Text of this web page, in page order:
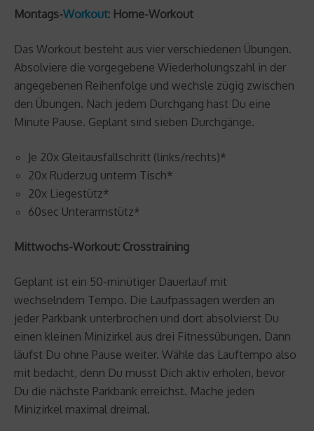
Montags-Workout: Home-Workout
Das Workout besteht aus vier verschiedenen Übungen.
Absolviere die vorgegebene Wiederholungszahl in der
angegebenen Reihenfolge und wechsle zügig zwischen
den Übungen. Nach jedem Durchgang hast Du eine
Minute Pause. Geplant sind sieben Durchgänge.
Je 20x Gleitausfallschritt (links/rechts)*
20x Ruderzug unterm Tisch*
20x Liegestütz*
60sec Unterarmstütz*
Mittwochs-Workout: Crosstraining
Geplant ist ein 50-minütiger Dauerlauf mit
wechselndem Tempo. Die Laufpassagen werden an
jeder Parkbank unterbrochen und dort absolvierst Du
einen kleinen Minizirkel aus drei Fitnessübungen. Dann
läufst Du ohne Pause weiter. Wähle das Lauftempo also
mit bedacht, denn Du musst Dich aktiv erholen, bevor
Du die nächste Parkbank erreichst. Mache jeden
Minizirkel maximal dreimal.